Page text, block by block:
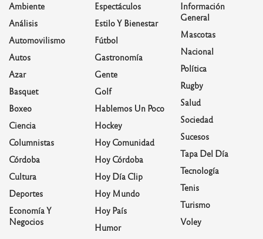
Ambiente
Análisis
Automovilismo
Autos
Azar
Basquet
Boxeo
Ciencia
Columnistas
Córdoba
Cultura
Deportes
Economía Y
Negocios
Espectáculos
Estilo Y Bienestar
Fútbol
Gastronomía
Gente
Golf
Hablemos Un Poco
Hockey
Hoy Comunidad
Hoy Córdoba
Hoy Día Clip
Hoy Mundo
Hoy País
Humor
Información
General
Mascotas
Nacional
Política
Rugby
Salud
Sociedad
Sucesos
Tapa Del Día
Tecnología
Tenis
Turismo
Voley